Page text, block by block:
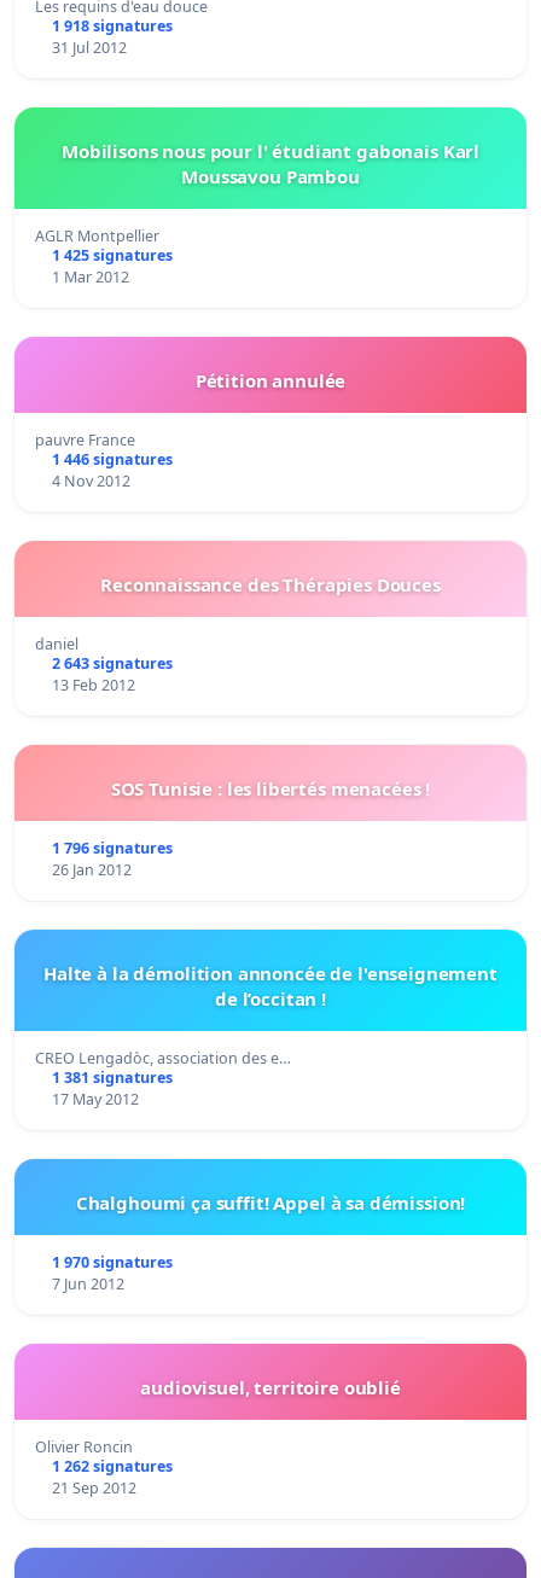
Les requins d'eau douce
1 918 signatures
31 Jul 2012
Mobilisons nous pour l' étudiant gabonais Karl
Moussavou Pambou
AGLR Montpellier
1 425 signatures
1 Mar 2012
Pétition annulée
pauvre France
1 446 signatures
4 Nov 2012
Reconnaissance des Thérapies Douces
daniel
2 643 signatures
13 Feb 2012
SOS Tunisie : les libertés menacées !
1 796 signatures
26 Jan 2012
Halte à la démolition annoncée de l'enseignement
de l’occitan !
CREO Lengadòc, association des e…
1 381 signatures
17 May 2012
Chalghoumi ça suffit! Appel à sa démission!
1 970 signatures
7 Jun 2012
audiovisuel, territoire oublié
Olivier Roncin
1 262 signatures
21 Sep 2012